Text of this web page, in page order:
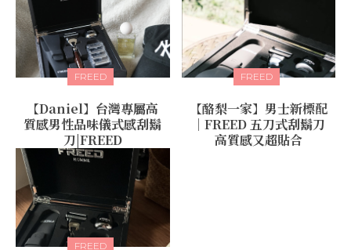
FREED
【Daniel】台灣專屬高
質感男性品味儀式感刮鬍
刀|FREED
FREED
【酪梨一家】男士新標配
｜FREED 五刀式刮鬍刀
高質感又超貼合
FREED